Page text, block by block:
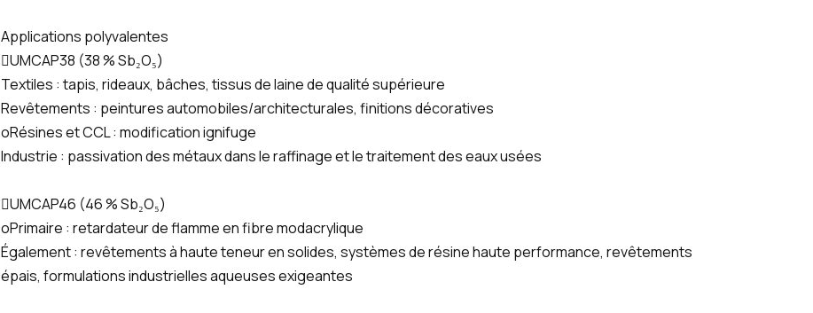
Applications polyvalentes
UMCAP38 (38 % Sb₂O₅)
Textiles : tapis, rideaux, bâches, tissus de laine de qualité supérieure
Revêtements : peintures automobiles/architecturales, finitions décoratives
oRésines et CCL : modification ignifuge
Industrie : passivation des métaux dans le raffinage et le traitement des eaux usées
UMCAP46 (46 % Sb₂O₅)
oPrimaire : retardateur de flamme en fibre modacrylique
Également : revêtements à haute teneur en solides, systèmes de résine haute performance, revêtements
épais, formulations industrielles aqueuses exigeantes